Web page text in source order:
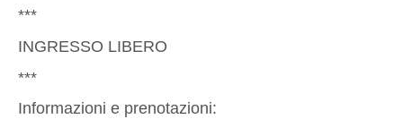
***
INGRESSO LIBERO
***
Informazioni e prenotazioni: